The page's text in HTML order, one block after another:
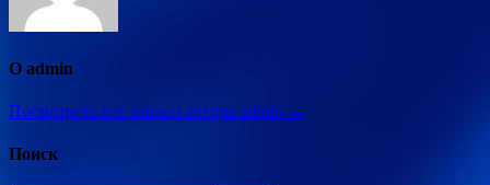
О admin
Посмотреть все записи автора admin →
Поиск